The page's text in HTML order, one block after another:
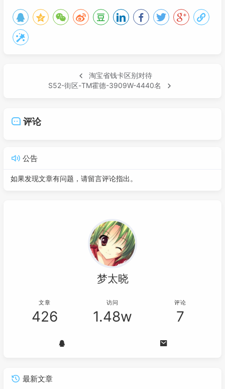
淘宝省钱卡区别对待
S52-街区-TM霍德-3909W-4440名
评论
公告
如果发现文章有问题，请留言评论指出。
梦太晓
文章
426
访问
1.48w
评论
7
最新文章